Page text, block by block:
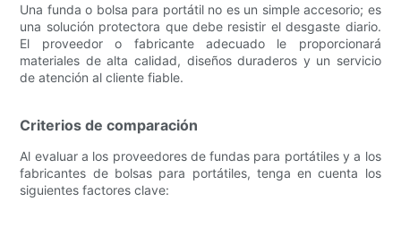
Una funda o bolsa para portátil no es un simple accesorio; es
una solución protectora que debe resistir el desgaste diario.
El proveedor o fabricante adecuado le proporcionará
materiales de alta calidad, diseños duraderos y un servicio
de atención al cliente fiable.
Criterios de comparación
Al evaluar a los proveedores de fundas para portátiles y a los
fabricantes de bolsas para portátiles, tenga en cuenta los
siguientes factores clave: